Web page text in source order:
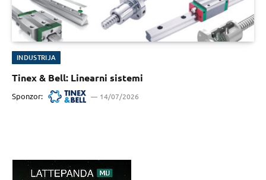
INDUSTRIJA
Tinex & Bell: Linearni sistemi
Sponzor: 14/07/2026